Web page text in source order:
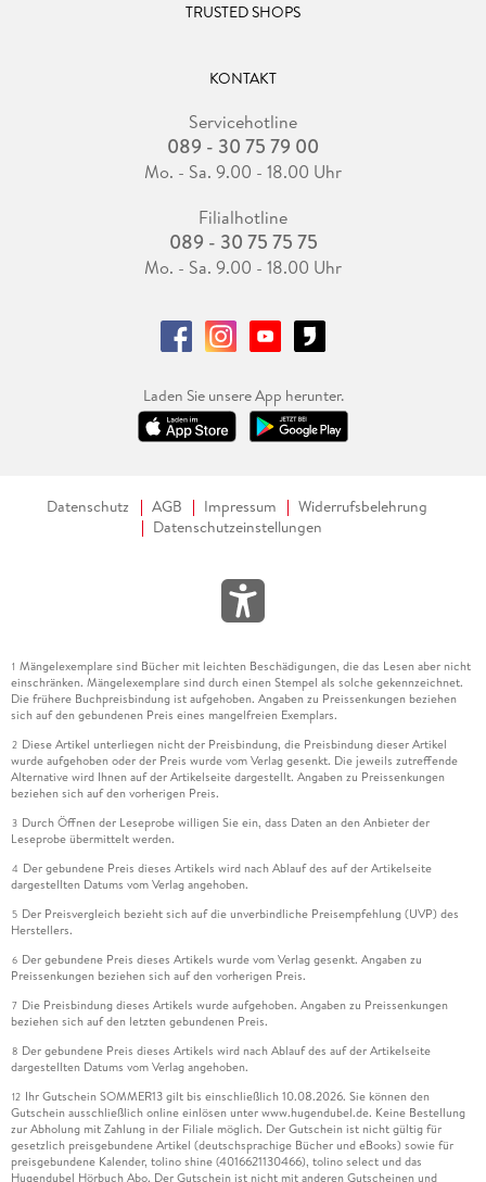
TRUSTED SHOPS
KONTAKT
Servicehotline
089 - 30 75 79 00
Mo. - Sa. 9.00 - 18.00 Uhr
Filialhotline
089 - 30 75 75 75
Mo. - Sa. 9.00 - 18.00 Uhr
Laden Sie unsere App herunter.
Datenschutz AGB Impressum
Widerrufsbelehrung
Datenschutzeinstellungen
1 Mängelexemplare sind Bücher mit leichten Beschädigungen, die das Lesen aber nicht
einschränken. Mängelexemplare sind durch einen Stempel als solche gekennzeichnet.
Die frühere Buchpreisbindung ist aufgehoben. Angaben zu Preissenkungen beziehen
sich auf den gebundenen Preis eines mangelfreien Exemplars.
2 Diese Artikel unterliegen nicht der Preisbindung, die Preisbindung dieser Artikel
wurde aufgehoben oder der Preis wurde vom Verlag gesenkt. Die jeweils zutreffende
Alternative wird Ihnen auf der Artikelseite dargestellt. Angaben zu Preissenkungen
beziehen sich auf den vorherigen Preis.
3 Durch Öffnen der Leseprobe willigen Sie ein, dass Daten an den Anbieter der
Leseprobe übermittelt werden.
4 Der gebundene Preis dieses Artikels wird nach Ablauf des auf der Artikelseite
dargestellten Datums vom Verlag angehoben.
5 Der Preisvergleich bezieht sich auf die unverbindliche Preisempfehlung (UVP) des
Herstellers.
6 Der gebundene Preis dieses Artikels wurde vom Verlag gesenkt. Angaben zu
Preissenkungen beziehen sich auf den vorherigen Preis.
7 Die Preisbindung dieses Artikels wurde aufgehoben. Angaben zu Preissenkungen
beziehen sich auf den letzten gebundenen Preis.
8 Der gebundene Preis dieses Artikels wird nach Ablauf des auf der Artikelseite
dargestellten Datums vom Verlag angehoben.
12 Ihr Gutschein SOMMER13 gilt bis einschließlich 10.08.2026. Sie können den
Gutschein ausschließlich online einlösen unter www.hugendubel.de. Keine Bestellung
zur Abholung mit Zahlung in der Filiale möglich. Der Gutschein ist nicht gültig für
gesetzlich preisgebundene Artikel (deutschsprachige Bücher und eBooks) sowie für
preisgebundene Kalender, tolino shine (4016621130466), tolino select und das
Hugendubel Hörbuch Abo. Der Gutschein ist nicht mit anderen Gutscheinen und